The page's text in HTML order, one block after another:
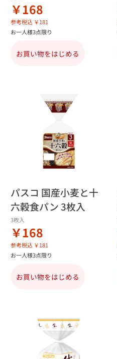
￥168
参考税込 ￥181
お一人様3点限り
お買い物をはじめる
パスコ 国産小麦と十
六穀食パン 3枚入
3枚入
￥168
参考税込 ￥181
お一人様3点限り
お買い物をはじめる